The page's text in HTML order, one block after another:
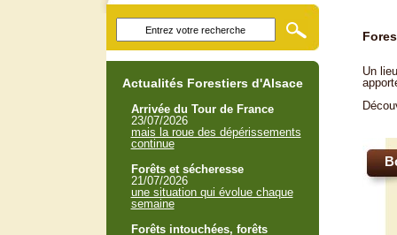
Un
Actualités Forestiers d'Alsace
Arrivée du Tour de France
23/07/2026
mais la roue des dépérissements
continue
Forêts et sécheresse
21/07/2026
une situation qui évolue chaque
semaine
Forêts intouchées, forêts